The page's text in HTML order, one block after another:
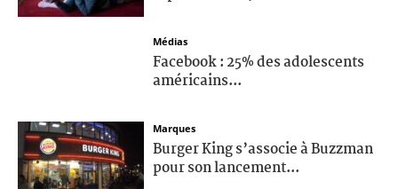
Médias
Facebook : 25% des adolescents
américains...
Marques
Burger King s’associe à Buzzman
pour son lancement...